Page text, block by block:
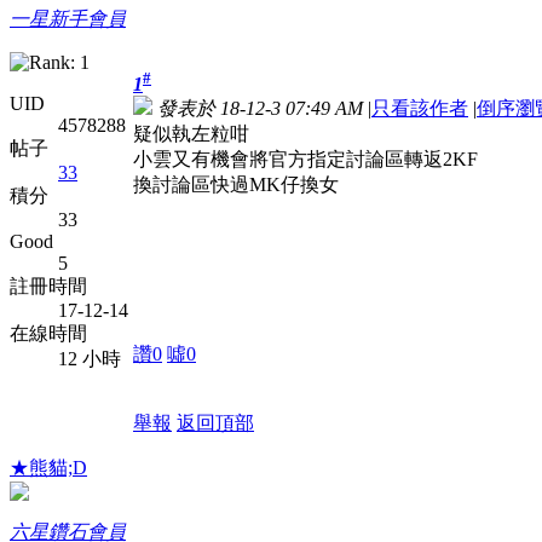
一星新手會員
UID
4578288
帖子
33
積分
33
Good
5
註冊時間
17-12-14
在線時間
12 小時
1#
發表於 18-12-3 07:49 AM |只看該作者 |倒序瀏
疑似執左粒咁
小雲又有機會將官方指定討論區轉返2KF
換討論區快過MK仔換女
讚0 噓0
舉報 返回頂部
★熊貓;D
六星鑽石會員